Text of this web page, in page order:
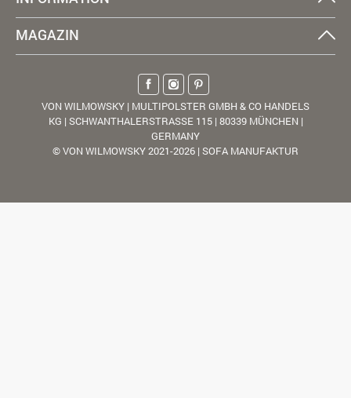
MAGAZIN
VON WILMOWSKY | MULTIPOLSTER GMBH & CO HANDELS
KG | SCHWANTHALERSTRASSE 115 | 80339 MÜNCHEN |
GERMANY
© VON WILMOWSKY 2021-2026 | SOFA MANUFAKTUR